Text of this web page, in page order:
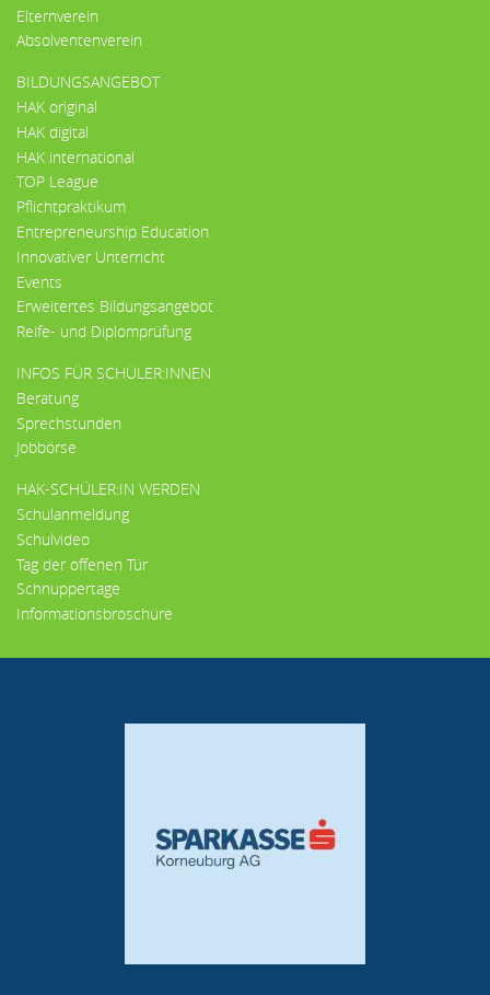
Elternverein
Absolventenverein
BILDUNGSANGEBOT
HAK original
HAK digital
HAK international
TOP League
Pflichtpraktikum
Entrepreneurship Education
Innovativer Unterricht
Events
Erweitertes Bildungsangebot
Reife- und Diplomprüfung
INFOS FÜR SCHÜLER:INNEN
Beratung
Sprechstunden
Jobbörse
HAK-SCHÜLER:IN WERDEN
Schulanmeldung
Schulvideo
Tag der offenen Tür
Schnuppertage
Informationsbroschüre